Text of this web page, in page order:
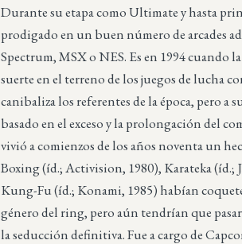
Durante su etapa como Ultimate y hasta
prodigado en un buen número de arcades
Spectrum, MSX o NES. Es en 1994 cuando
suerte en el terreno de los juegos de lucha
canibaliza los referentes de la época, pero a
basado en el exceso y la prolongación del
vivió a comienzos de los años noventa un
Boxing (íd.; Activision, 1980), Karateka (íd.;
Kung-Fu (íd.; Konami, 1985) habían
género del ring, pero aún tendrían que
la seducción definitiva. Fue a cargo de